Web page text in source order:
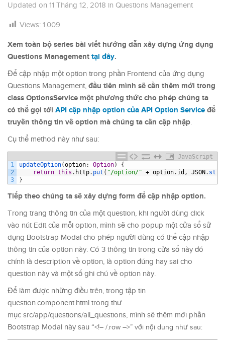
Updated on 11 Tháng 12, 2018 in Questions Management
Views: 1.009
Xem toàn bộ series bài viết hướng dẫn xây dựng ứng dụng
Questions Management tại đây.
Để cập nhập một option trong phần Frontend của ứng dụng
Questions Management, đầu tiên mình sẽ cần thêm mới trong
class OptionsService một phương thức cho phép chúng ta
có thể gọi tới API cập nhập option của API Option Service để
truyền thông tin về option mà chúng ta cần cập nhập.
Cụ thể method này như sau:
JavaScript
1
2
3
updateOption(option: Option)
{
return this . http. put ( "/option/" + option. id , JSON.
}
Tiếp theo chúng ta sẽ xây dựng form để cập nhập option.
Trong trang thông tin của một question, khi người dùng click
vào nút Edit của mỗi option, mình sẽ cho popup một cửa sổ sử
dụng Bootstrap Modal cho phép người dùng có thể cập nhập
thông tin của option này. Có 3 thông tin trong cửa sổ này đó
chính là description về option, là option đúng hay sai cho
question này và một số ghi chú về option này.
Để làm được những điều trên, trong tập tin
question.component.html trong thư
mục src/app/questions/all_questions, mình sẽ thêm mới phần
Bootstrap Modal này sau “<!– /.row –>” với nội dung như sau: